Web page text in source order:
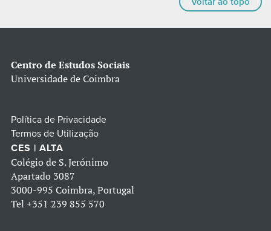
Centro de Estudos Sociais
Universidade de Coimbra
Política de Privacidade
Termos de Utilização
CES | ALTA
Colégio de S. Jerónimo
Apartado 3087
3000-995 Coimbra, Portugal
Tel +351 239 855 570